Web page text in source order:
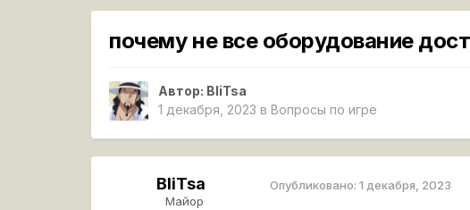
почему не все оборудование
Автор: BliTsa
1 декабря, 2023 в Вопросы по игре
BliTsa
Майор
Опубликовано:1 декабря, 2023